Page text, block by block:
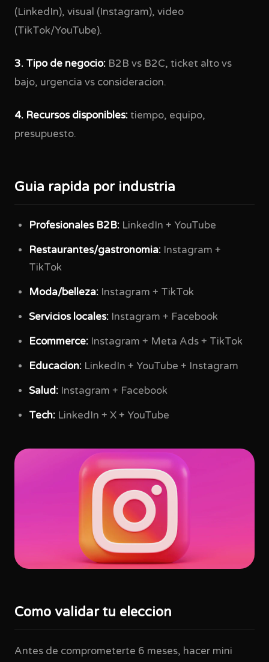
(LinkedIn), visual (Instagram), video
(TikTok/YouTube).
3. Tipo de negocio: B2B vs B2C, ticket alto vs
bajo, urgencia vs consideracion.
4. Recursos disponibles: tiempo, equipo,
presupuesto.
Guia rapida por industria
Profesionales B2B: LinkedIn + YouTube
Restaurantes/gastronomia: Instagram +
TikTok
Moda/belleza: Instagram + TikTok
Servicios locales: Instagram + Facebook
Ecommerce: Instagram + Meta Ads + TikTok
Educacion: LinkedIn + YouTube + Instagram
Salud: Instagram + Facebook
Tech: LinkedIn + X + YouTube
Como validar tu eleccion
Antes de comprometerte 6 meses, hacer mini